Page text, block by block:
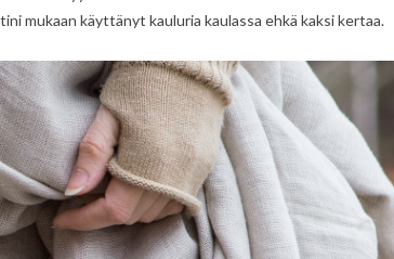
mukaan käyttänyt kauluria kaulassa ehkä kaksi kertaa.